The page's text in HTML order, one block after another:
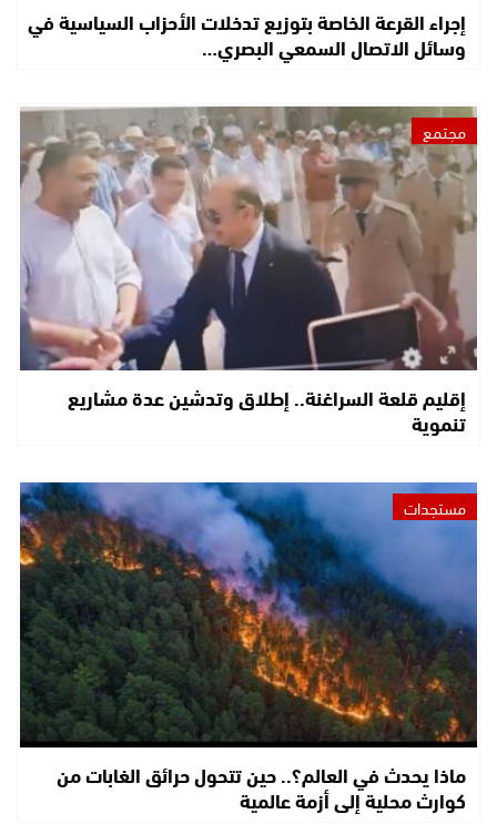
إجراء القرعة الخاصة بتوزيع تدخلات الأحزاب السياسية في
وسائل الاتصال السمعي البصري…
مجتمع
إقليم قلعة السراغنة.. إطلاق وتدشين عدة مشاريع
تنموية
مستجدات
ماذا يحدث في العالم؟.. حين تتحول حرائق الغابات من
كوارث محلية إلى أزمة عالمية